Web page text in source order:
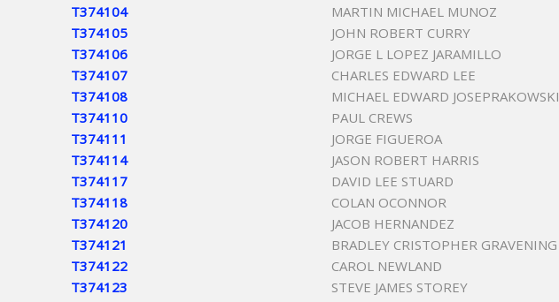
T374104
MARTIN MICHAEL MUNOZ
T374105
JOHN ROBERT CURRY
T374106
JORGE L LOPEZ JARAMILLO
T374107
CHARLES EDWARD LEE
T374108
MICHAEL EDWARD JOSEPRAKOWSKI
T374110
PAUL CREWS
T374111
JORGE FIGUEROA
T374114
JASON ROBERT HARRIS
T374117
DAVID LEE STUARD
T374118
COLAN OCONNOR
T374120
JACOB HERNANDEZ
T374121
BRADLEY CRISTOPHER GRAVENING
T374122
CAROL NEWLAND
T374123
STEVE JAMES STOREY